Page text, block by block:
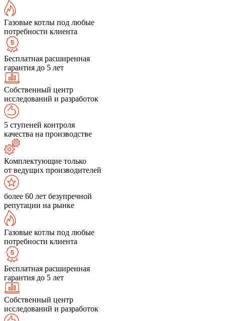
Газовые котлы под любые
потребности клиента
Бесплатная расширенная
гарантия до 5 лет
Собственный центр
исследований и разработок
5 ступеней контроля
качества на производстве
Комплектующие только
от ведущих производителей
более 60 лет безупречной
репутации на рынке
Газовые котлы под любые
потребности клиента
Бесплатная расширенная
гарантия до 5 лет
Собственный центр
исследований и разработок